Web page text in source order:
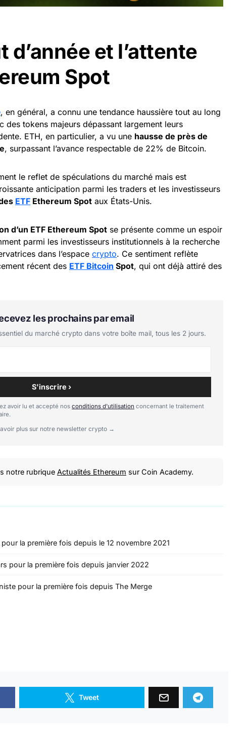
d’année et l’attente
Spot
, en général, a connu une tendance haussière tout au long
des tokens majeurs dépassant largement leurs
ETH, en particulier, a vu une hausse de près de
, surpassant l’avance respectable de 22% de Bitcoin.
le reflet de spéculations du marché mais est
anticipation parmi les traders et les investisseurs
ETF Ethereum Spot aux États-Unis.
d’un ETF Ethereum Spot se présente comme un espoir
parmi les investisseurs institutionnels à la recherche
dans l’espace crypto. Ce sentiment reflète
récent des ETF Bitcoin Spot, qui ont déjà attiré des
les prochains par email
du marché crypto dans votre boîte mail, tous les 2 jours.
S'inscrire ›
avoir lu et accepté nos conditions d'utilisation concernant le traitement
plus sur notre newsletter crypto →
notre rubrique Actualités Ethereum sur Coin Academy.
la première fois depuis le 12 novembre 2021
pour la première fois depuis janvier 2022
pour la première fois depuis The Merge
Tweet